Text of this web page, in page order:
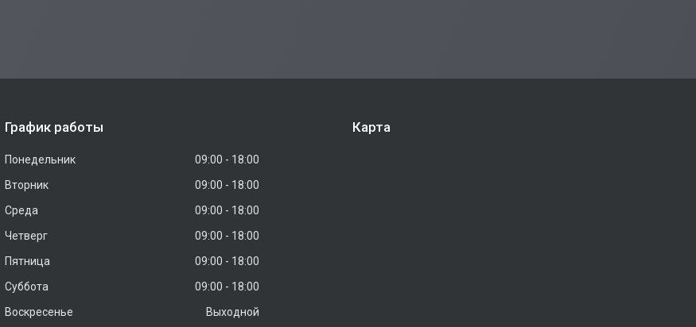
График работы
Понедельник 09:00
18:00
Вторник
09:00
18:00
Среда
09:00
18:00
Четверг
09:00
18:00
Пятница
09:00
18:00
Суббота
09:00
18:00
Воскресенье
Выходной
Карта